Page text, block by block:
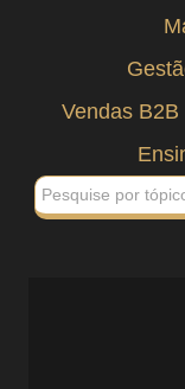
Vendas B2B